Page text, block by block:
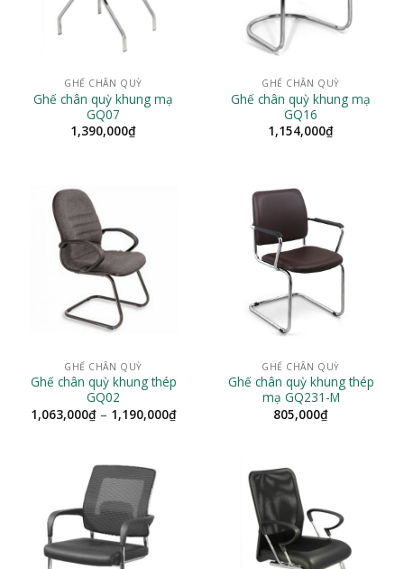
GHẾ CHÂN QUỲ
Ghế chân quỳ khung mạ
GQ07
1,390,000₫
GHẾ CHÂN QUỲ
Ghế chân quỳ khung mạ
GQ16
1,154,000₫
GHẾ CHÂN QUỲ
Ghế chân quỳ khung thép
GQ02
1,063,000₫ – 1,190,000₫Khoảng
giá:
GHẾ CHÂN QUỲ
Ghế chân quỳ khung thép
mạ GQ231-M
805,000₫